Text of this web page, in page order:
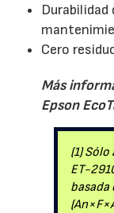
Durabilidad
Cero
Más
Epson
(1)
ET-